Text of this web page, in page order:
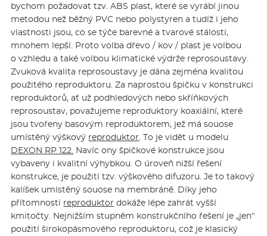
bychom požadovat tzv. ABS plast, které se vyrábí jinou
metodou než běžný PVC nebo polystyren a tudíž i jeho
vlastnosti jsou, co se týče barevné a tvarové stálosti,
mnohem lepší. Proto volba dřevo / kov / plast je volbou
o vzhledu a také volbou klimatické výdrže reprosoustavy.
Zvuková kvalita reprosoustavy je dána zejména kvalitou
použitého reproduktoru. Za naprostou špičku v konstrukci
reproduktorů, ať už podhledových nebo skříňkových
reprosoustav, považujeme reproduktory koaxiální, které
jsou tvořeny basovým reproduktorem, jež má souose
umístěný výškový reproduktor. To je vidět u modelu
DEXON RP 122. Navíc ony špičkové konstrukce jsou
vybaveny i kvalitní výhybkou. O úroveň nižší řešení
konstrukce, je použití tzv. výškového difuzoru. Je to takový
kalíšek umístěný souose na membráně. Díky jeho
přítomnosti reproduktor dokáže lépe zahrát vyšší
kmitočty. Nejnižším stupněm konstrukčního řešení je „jen“
použití širokopásmového reproduktoru, což je klasický